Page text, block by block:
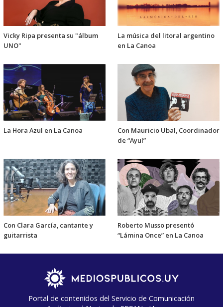
Vicky Ripa presenta su "álbum
UNO"
La música del litoral argentino
en La Canoa
La Hora Azul en La Canoa
Con Mauricio Ubal, Coordinador
de “Ayuí”
Con Clara García, cantante y
guitarrista
Roberto Musso presentó
“Lámina Once” en La Canoa
Portal de contenidos del Servicio de Comunicación